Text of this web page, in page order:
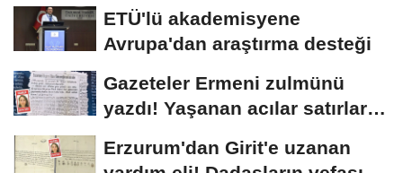
ETÜ'lü akademisyene
Avrupa'dan araştırma desteği
Gazeteler Ermeni zulmünü
yazdı! Yaşanan acılar satırlara
Erzurum'dan Girit'e uzanan